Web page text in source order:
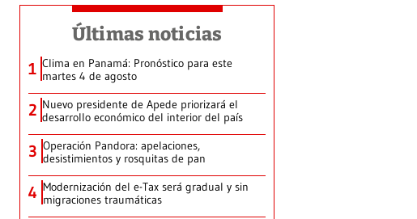
Últimas noticias
1 Clima en Panamá: Pronóstico para este
martes 4 de agosto
2 Nuevo presidente de Apede priorizará el
desarrollo económico del interior del país
3 Operación Pandora: apelaciones,
desistimientos y rosquitas de pan
4 Modernización del e-Tax será gradual y sin
migraciones traumáticas